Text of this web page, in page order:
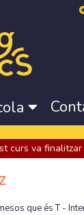
curs va
que és T -